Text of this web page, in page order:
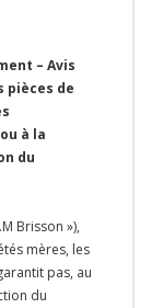
– Avis
pièces de
à la
du
Brisson »),
mères, les
pas, au
du